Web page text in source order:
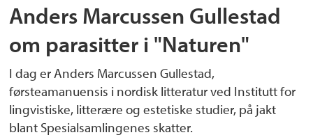
Anders Marcussen Gullestad
om parasitter i "Naturen"
I dag er Anders Marcussen Gullestad,
førsteamanuensis i nordisk litteratur ved Institutt for
lingvistiske, litterære og estetiske studier, på jakt
blant Spesialsamlingenes skatter.